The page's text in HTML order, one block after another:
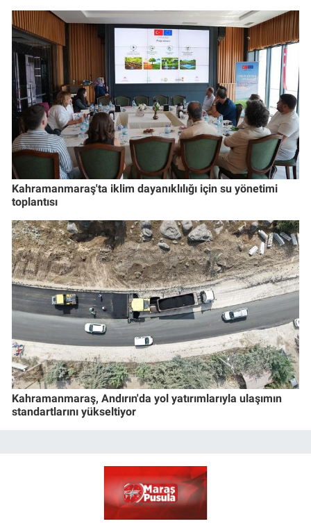
Kahramanmaraş'ta iklim dayanıklılığı için su yönetimi
toplantısı
Kahramanmaraş, Andırın'da yol yatırımlarıyla ulaşımın
standartlarını yükseltiyor